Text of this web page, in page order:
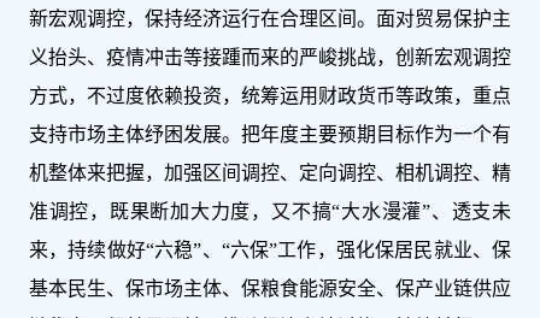
新宏观调控，保持经济运行在合理区间。面对贸易保护主
义抬头、疫情冲击等接踵而来的严峻挑战，创新宏观调控
方式，不过度依赖投资，统筹运用财政货币等政策，重点
支持市场主体纾困发展。把年度主要预期目标作为一个有
机整体来把握，加强区间调控、定向调控、相机调控、精
准调控，既果断加大力度，又不搞“大水漫灌”、透支未
来，持续做好“六稳”、“六保”工作，强化保居民就业、保
基本民生、保市场主体、保粮食能源安全、保产业链供应